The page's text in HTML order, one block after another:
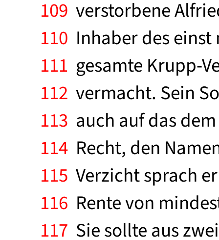
109 verstorbene
110 Inhaber des
111 gesamte Krupp-
112 vermacht. Sein
113 auch auf das
114 Recht, den
115 Verzicht sprach
116 Rente von
117 Sie sollte aus